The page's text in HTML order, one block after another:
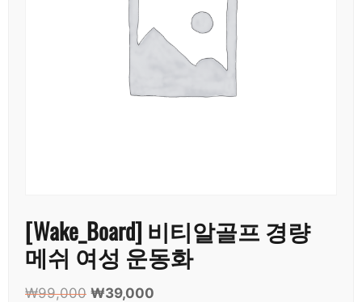
[Wake_Board] 비티알골프 경량
메쉬 여성 운동화
₩99,000 원
₩39,000